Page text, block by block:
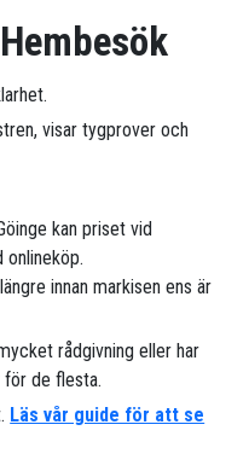
visar tygprover och
kan priset vid
onlineköp.
innan markisen ens är
rådgivning eller har
för de flesta.
Läs vår guide för att se